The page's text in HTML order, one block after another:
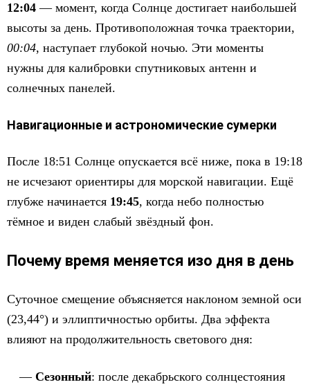
12:04 — момент, когда Солнце достигает наибольшей
высоты за день. Противоположная точка траектории,
00:04, наступает глубокой ночью. Эти моменты
нужны для калибровки спутниковых антенн и
солнечных панелей.
Навигационные и астрономические сумерки
После 18:51 Солнце опускается всё ниже, пока в 19:18
не исчезают ориентиры для морской навигации. Ещё
глубже начинается 19:45, когда небо полностью
тёмное и виден слабый звёздный фон.
Почему время меняется изо дня в день
Суточное смещение объясняется наклоном земной оси
(23,44°) и эллиптичностью орбиты. Два эффекта
влияют на продолжительность светового дня:
Сезонный: после декабрьского солнцестояния